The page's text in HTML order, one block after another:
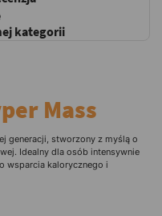
kategorii
Mass
generacji, stworzony z myślą o
Idealny dla osób intensywnie
wsparcia kalorycznego i